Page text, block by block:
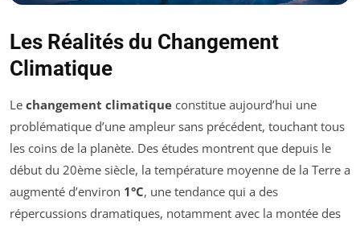
Les Réalités du Changement
Climatique
Le changement climatique constitue aujourd’hui une
problématique d’une ampleur sans précédent, touchant tous
les coins de la planète. Des études montrent que depuis le
début du 20ème siècle, la température moyenne de la Terre a
augmenté d’environ 1°C, une tendance qui a des
répercussions dramatiques, notamment avec la montée des